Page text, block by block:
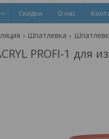
Скидки О нас
Шпатлевка
PROFI-1 для